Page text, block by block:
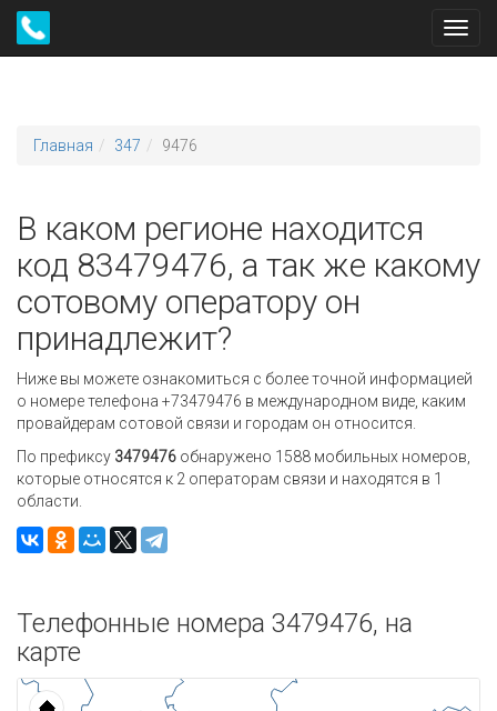
Главная 347 9476
В каком регионе находится
код 83479476, а так же какому
сотовому оператору он
принадлежит?
Ниже вы можете ознакомиться с более точной информацией
о номере телефона +73479476 в международном виде, каким
провайдерам сотовой связи и городам он относится.
По префиксу 3479476 обнаружено 1588 мобильных номеров,
которые относятся к 2 операторам связи и находятся в 1
области.
Телефонные номера 3479476, на
карте